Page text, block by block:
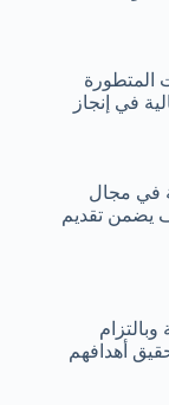
في مجال
يضمن تقديم
المتطورة
في إنجاز
أهدافهم